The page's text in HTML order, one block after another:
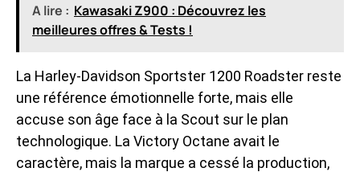
A lire : Kawasaki Z900 : Découvrez les
meilleures offres & Tests !
La Harley-Davidson Sportster 1200 Roadster reste
une référence émotionnelle forte, mais elle
accuse son âge face à la Scout sur le plan
technologique. La Victory Octane avait le
caractère, mais la marque a cessé la production,